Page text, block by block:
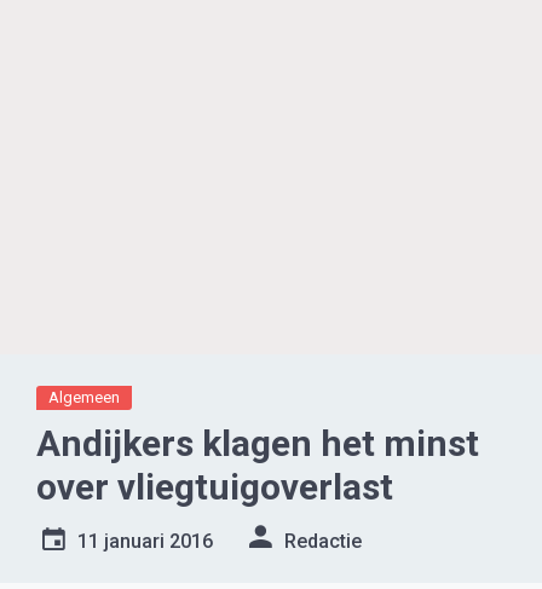
Algemeen
Andijkers klagen het minst
over vliegtuigoverlast
11 januari 2016 Redactie